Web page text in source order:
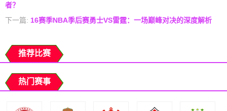
者？
下一篇: 16赛季NBA季后赛勇士VS雷霆：一场巅峰对决的深度解析
推荐比赛
热门赛事